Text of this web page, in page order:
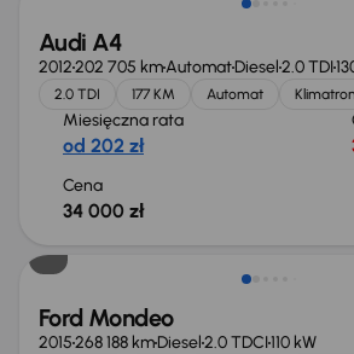
Audi A4
2012202 705 kmAutomatDiesel2.0 TDI
2.0 TDI 177 KM Automat
Miesięczna rata
od 202 zł
Cena
34 000 zł
Ford Mondeo
2015268 188 kmDiesel2.0 TDCI110 kW